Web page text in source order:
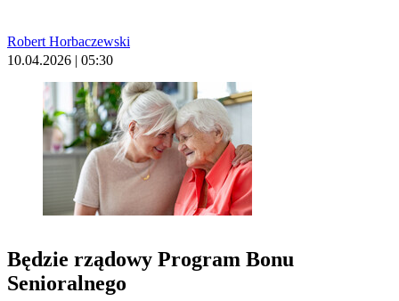
Robert Horbaczewski
10.04.2026 | 05:30
Będzie rządowy Program Bonu
Senioralnego